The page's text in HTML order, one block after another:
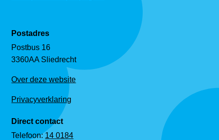
Postadres
Postbus 16
3360AA Sliedrecht
Over deze website
Privacyverklaring
Direct contact
Telefoon:14 0184